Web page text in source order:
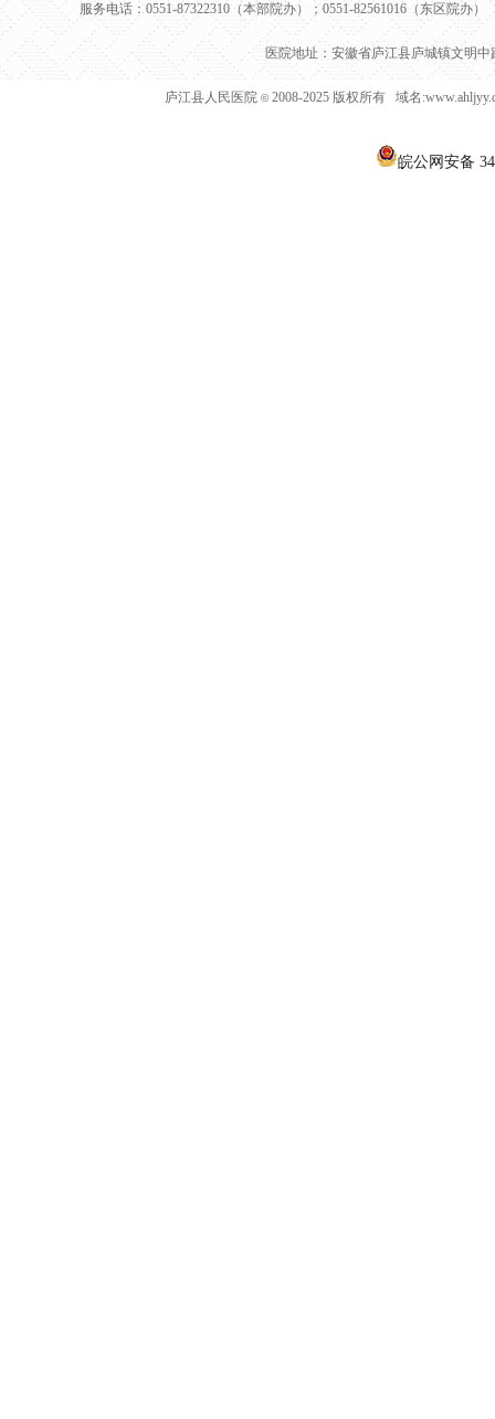
服务电话：0551-87322310（本部院办）；0551-82561016（东区院办
医院地址：安徽省庐江县庐城镇文明
庐江县人民医院 © 2008-2025 版权所有 域名
皖公网安备